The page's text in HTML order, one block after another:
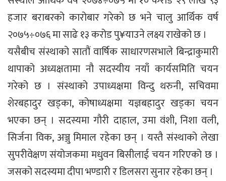
हजार बराबरको कारोबार गरेको छ भने चालु आर्थिक वर्ष
२०७५÷०७६ मा साढे १३ करोड पु¥याउने लक्ष्य राखेको छ ।
यसैबीच संस्थाको सातौं वार्षिक साधारणसभाले बिन्द्राकुमारी
थापाको अध्यक्षतामा नौ सदस्यीय नयाँ कार्यसमिति चयन
गरेको छ । संस्थाको उपाध्यक्षमा विन्दु थरुनी, सचिवमा
शेरबहादुर खड्का, कोषाध्यक्षमा यज्ञबहादुर खड्का चयन
भएका छन् । सदस्यमा गौरी दाहाल, उमा वंशी, निशा वली,
सिर्जना विक, अञ्जु मिमाल रहेका छन् । यस्तै संस्थाको लेखा
सुपरीवेक्षण संयोजकमा मधुवन बिसीलाई चयन गरिएको छ ।
जसको सदस्यमा दीपा भण्डारी र डिलसरा सुनार रहेका छन् ।